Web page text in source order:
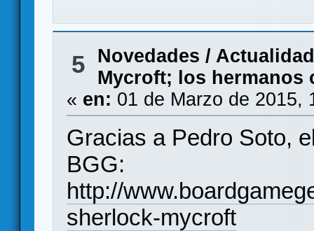
5
Novedades / Actualidad
Mycroft; los hermanos
« en: 01 de Marzo de 2015,
Gracias a Pedro Soto,
BGG:
http://
sherlock-mycroft